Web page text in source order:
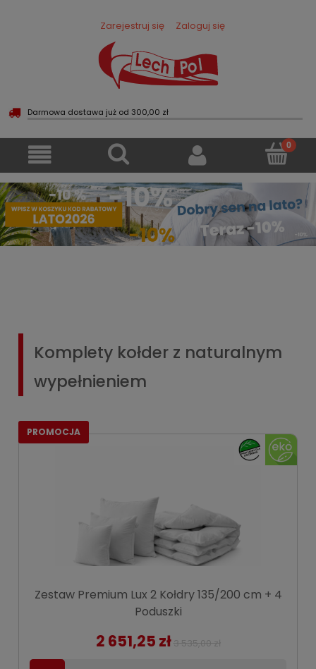
Zarejestruj się Zaloguj się
Darmowa dostawa już od 300,00 zł
Komplety kołder z naturalnym
wypełnieniem
Zestaw Premium Lux 2 Kołdry 135/200 cm + 4
Poduszki
2 651,25 zł3 535,00 zł
PROMOCJA